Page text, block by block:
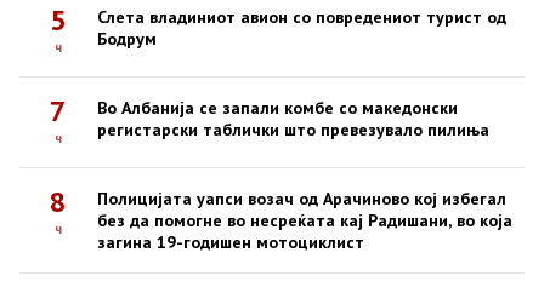
5
ч
Слета владиниот авион со повредениот турист од
Бодрум
7
ч
Во Албанија се запали комбе со македонски
регистарски таблички што превезувало пилиња
8
ч
Полицијата уапси возач од Арачиново кој избегал
без да помогне во несреќата кај Радишани, во која
загина 19-годишен мотоциклист